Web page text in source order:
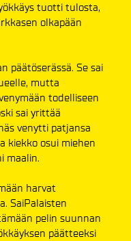
tuotti tulosta,
olkapään
päätöserässä. Se sai
mutta
todelliseen
sai yrittää
venytti patjansa
kiekko osui miehen
maalin.
harvat
SaiPalaisten
pelin suunnan
päätteeksi